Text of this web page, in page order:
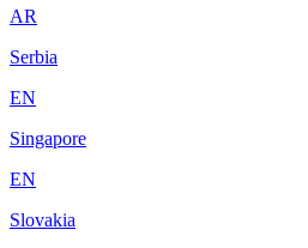
AR
Serbia
EN
Singapore
EN
Slovakia